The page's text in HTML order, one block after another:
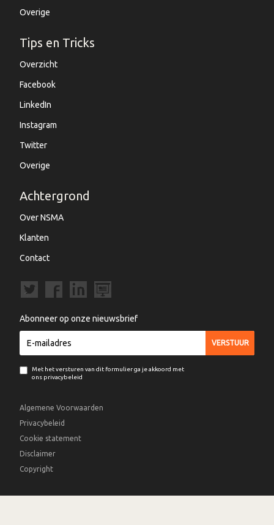
Overige
Tips en Tricks
Overzicht
Facebook
LinkedIn
Instagram
Twitter
Overige
Achtergrond
Over NSMA
Klanten
Contact
Abonneer op onze nieuwsbrief
Met het versturen van dit formulier ga je akkoord met
ons privacybeleid
Algemene Voorwaarden
Privacybeleid
Cookie statement
Disclaimer
Copyright